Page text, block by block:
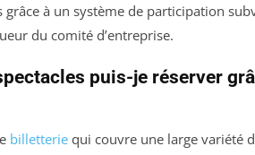
grâce à un système de participation
du comité d’entreprise.
puis-je réserver
billetterie qui couvre une large variété